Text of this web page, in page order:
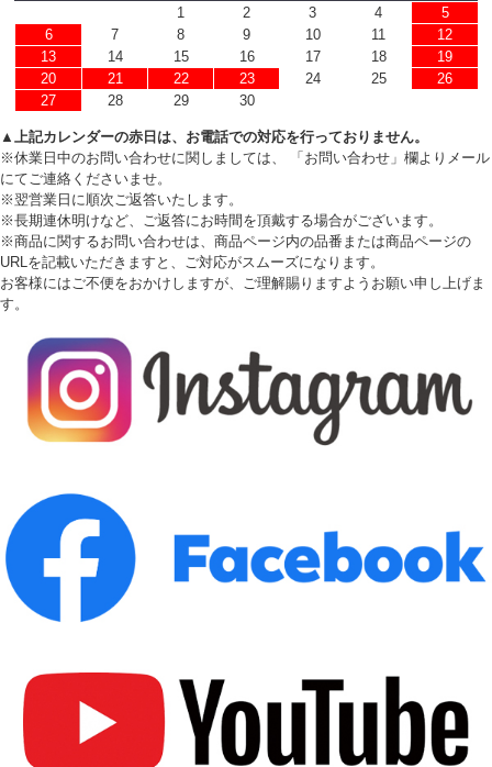
1
2 3 4
5
6
7 8 9 10 11
12
13
14 15 16 17 18
19
20
21 22 23 24 25
26
27
28 29 30
▲上記カレンダーの赤日は、お電話での対応を行っておりません。
※休業日中のお問い合わせに関しましては、 「お問い合わせ」欄よりメール
にてご連絡くださいませ。
※翌営業日に順次ご返答いたします。
※長期連休明けなど、ご返答にお時間を頂戴する場合がございます。
※商品に関するお問い合わせは、商品ページ内の品番または商品ページの
URLを記載いただきますと、ご対応がスムーズになります。
お客様にはご不便をおかけしますが、ご理解賜りますようお願い申し上げま
す。